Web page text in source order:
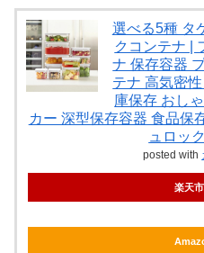
選べる5種 タ
クコンテナ |
ナ 保存容器
テナ 高気密
庫保存 おし
カー 深型保存容器 食品保
ュロッ
posted with
楽天